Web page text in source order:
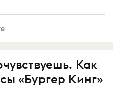
Как
«Бургер Кинг»